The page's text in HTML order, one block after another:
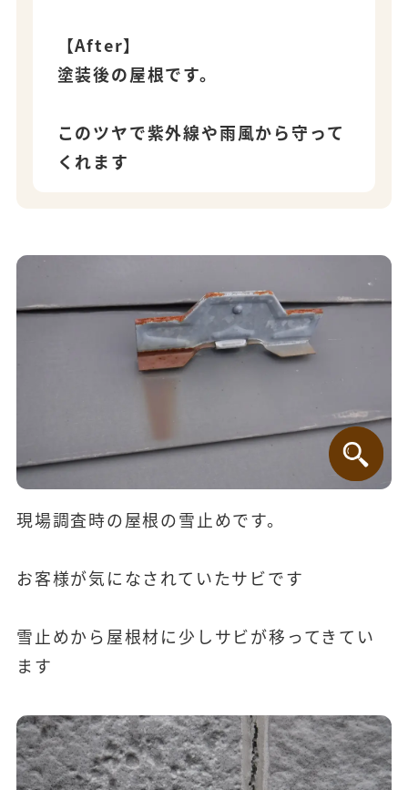
【After】
塗装後の屋根です。
このツヤで紫外線や雨風から守って
くれます
現場調査時の屋根の雪止めです。
お客様が気になされていたサビです
雪止めから屋根材に少しサビが移ってきてい
ます